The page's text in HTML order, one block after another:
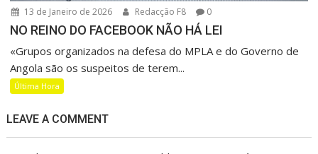
13 de Janeiro de 2026 Redacção F8 0
NO REINO DO FACEBOOK NÃO HÁ LEI
«Grupos organizados na defesa do MPLA e do Governo de
Angola são os suspeitos de terem...
Última Hora
LEAVE A COMMENT